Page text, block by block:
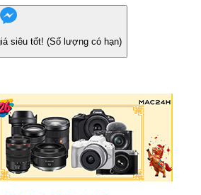
siêu tốt! (Số lượng có hạn)